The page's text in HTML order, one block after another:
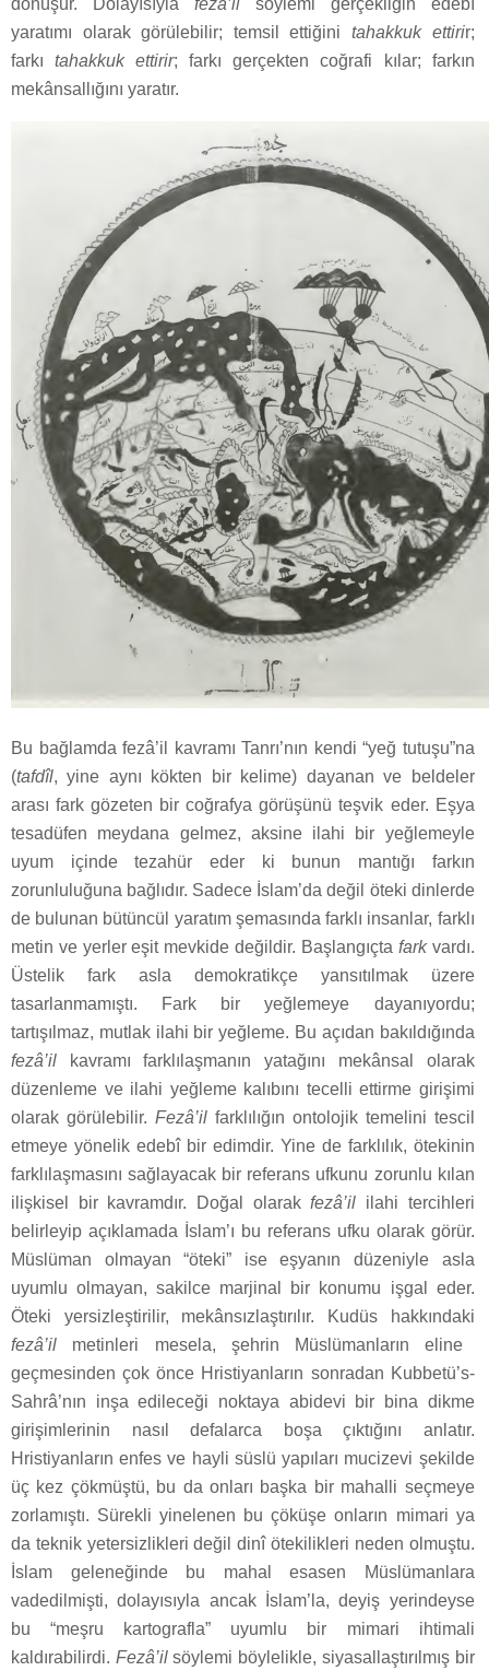
yaratımı olarak görülebilir; temsil ettiğini tahakkuk ettirir;
farkıtahakkuk ettirir; farkı gerçekten coğrafi kılar; farkın
mekânsallığını yaratır.
Bu bağlamda fezâ’il kavramı Tanrı’nın kendi “yeğ tutuşu”na
(tafdîl, yine aynı kökten bir kelime) dayanan ve beldeler
arası fark gözeten bir coğrafya görüşünü teşvik eder. Eşya
tesadüfen meydana gelmez, aksine ilahi bir yeğlemeyle
uyum içinde tezahür eder ki bunun mantığı farkın
zorunluluğuna bağlıdır. Sadece İslam’da değil öteki dinlerde
de bulunan bütüncül yaratım şemasında farklı insanlar, farklı
metin ve yerler eşit mevkide değildir. Başlangıçta farkvardı.
Üstelik fark asla demokratikçe yansıtılmak üzere
tasarlanmamıştı. Fark bir yeğlemeye dayanıyordu;
tartışılmaz, mutlak ilahi bir yeğleme. Bu açıdan bakıldığında
fezâ’il kavramı farklılaşmanın yatağını mekânsal olarak
düzenleme ve ilahi yeğleme kalıbını tecelli ettirme girişimi
olarak görülebilir. Fezâ’ilfarklılığın ontolojik temelini tescil
etmeye yönelik edebî bir edimdir. Yine de farklılık, ötekinin
farklılaşmasını sağlayacak bir referans ufkunu zorunlu kılan
ilişkisel bir kavramdır. Doğal olarakfezâ’il ilahi tercihleri
belirleyip açıklamada İslam’ı bu referans ufku olarak görür.
Müslüman olmayan “öteki” ise eşyanın düzeniyle asla
uyumlu olmayan, sakilce marjinal bir konumu işgal eder.
Öteki yersizleştirilir, mekânsızlaştırılır. Kudüs hakkındaki
fezâ’il metinleri mesela, şehrin Müslümanların eline
geçmesinden çok önce Hristiyanların sonradan Kubbetü’s-
Sahrâ’nın inşa edileceği noktaya abidevi bir bina dikme
girişimlerinin nasıl defalarca boşa çıktığını anlatır.
Hristiyanların enfes ve hayli süslü yapıları mucizevi şekilde
üç kez çökmüştü, bu da onları başka bir mahalli seçmeye
zorlamıştı. Sürekli yinelenen bu çöküşe onların mimari ya
da teknik yetersizlikleri değil dinî ötekilikleri neden olmuştu.
İslam geleneğinde bu mahal esasen Müslümanlara
vadedilmişti, dolayısıyla ancak İslam’la, deyiş yerindeyse
bu “meşru kartografla” uyumlu bir mimari ihtimali
kaldırabilirdi. Fezâ’ilsöylemi böylelikle, siyasallaştırılmış bir